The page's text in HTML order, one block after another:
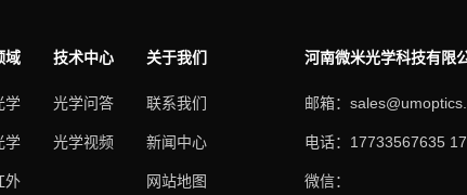
域
学
学
外
技术中心
光学问答
光学视频
关于我们
联系我们
新闻中心
网站地图
河南微米光学科技有限
邮箱：
电话：17733567635
微信：